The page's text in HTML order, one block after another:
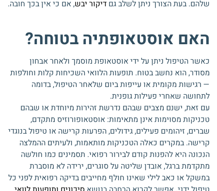
שלהם. בעת הצורך ניתן לשלב גם דיקור יבש, אם כי אין בכך חובה.
האם אוסטאופתיה בטוחה?
כאשר הטיפול ניתן על ידי אוסטאופת מוסמך ולאחר אבחון
מסודר, הוא נחשב בטוח. תופעות הלוואי השכיחות קלות וחולפות
— רגישות מקומית או עייפות ביום שלאחר הטיפול, בדומה
לתחושה שאחרי פעילות גופנית.
עם זאת, ישנם מצבים שבהם נדרשת זהירות מיוחדת או שבהם
טכניקות מסוימות אינן מתאימות: אוסטאופורוזיס מתקדם,
שברים, זיהומים פעילים, גידולים, הפרעות קרישה או טיפול בנוגדי
קרישה. במקרים כאלה הטכניקות מותאמות, ולעיתים ההמלצה
הנכונה היא להפנות קודם לבירור רפואי. תסמינים כמו חולשה
מתקדמת ברגל, אובדן שליטה על סוגרים, ירידה לא מוסברת
במשקל או כאב לילי שאינו חולף מחייבים בדיקה רפואית לפני כל